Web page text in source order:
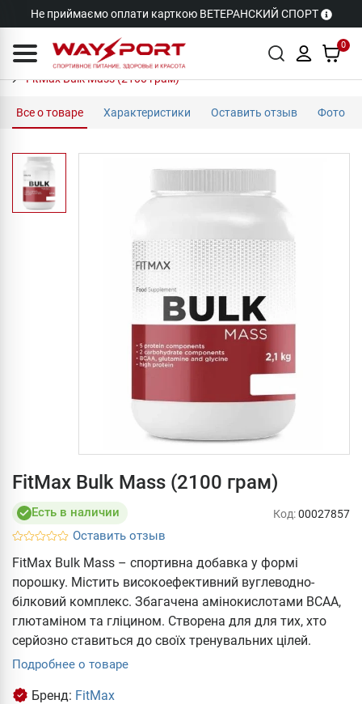
Не приймаємо оплати карткою ВЕТЕРАНСКИЙ СПОРТ
0
FitMax Bulk Mass (2100 грам)
Все о товаре Характеристики Оставить отзыв Фото
FitMax Bulk Mass (2100 грам)
Есть в наличии
Оставить отзыв
Код:00027857
FitMax Bulk Mass – спортивна добавка у формі
порошку. Містить високоефективний вуглеводно-
білковий комплекс. Збагачена амінокислотами BCAA,
глютаміном та гліцином. Створена для для тих, хто
серйозно ставиться до своїх тренувальних цілей.
Подробнее о товаре
Бренд: FitMax